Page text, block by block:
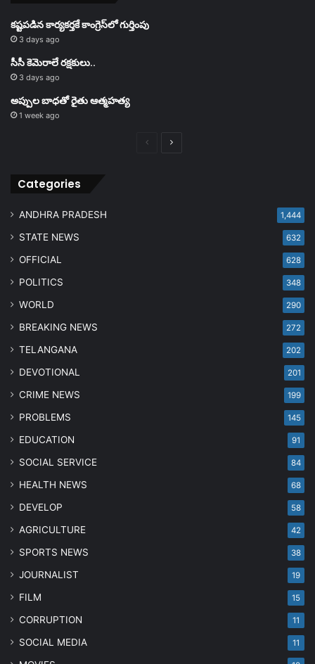
కష్టపడిన కార్యకర్తకే కాంగ్రెస్‌లో గుర్తింపు
3 days ago
సీసీ కెమెరాలే రక్షకులు..
3 days ago
అప్పుల బాధతో రైతు ఆత్మహత్య
1 week ago
PreviousNext
Categories
ANDHRA PRADESH 1,444
STATE NEWS 632
OFFICIAL 628
POLITICS 348
WORLD 290
BREAKING NEWS 272
TELANGANA 202
DEVOTIONAL 201
CRIME NEWS 199
PROBLEMS 145
EDUCATION 91
SOCIAL SERVICE 84
HEALTH NEWS 68
DEVELOP 58
AGRICULTURE 42
SPORTS NEWS 38
JOURNALIST 19
FILM 15
CORRUPTION 11
SOCIAL MEDIA 11